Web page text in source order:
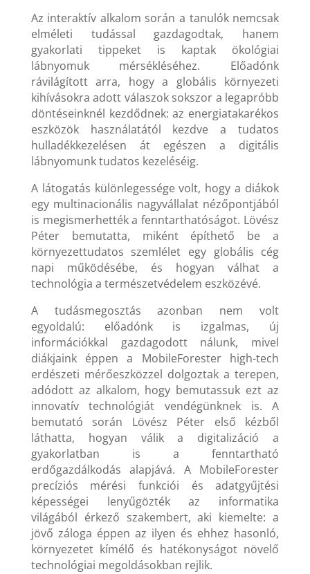
Az interaktív alkalom során a tanulók nemcsak
elméleti tudással gazdagodtak, hanem
gyakorlati tippeket is kaptak ökológiai
lábnyomuk mérsékléséhez. Előadónk
rávilágított arra, hogy a globális környezeti
kihívásokra adott válaszok sokszor a legapróbb
döntéseinknél kezdődnek: az energiatakarékos
eszközök használatától kezdve a tudatos
hulladékkezelésen át egészen a digitális
lábnyomunk tudatos kezeléséig.
A látogatás különlegessége volt, hogy a diákok
egy multinacionális nagyvállalat nézőpontjából
is megismerhették a fenntarthatóságot. Lövész
Péter bemutatta, miként építhető be a
környezettudatos szemlélet egy globális cég
napi működésébe, és hogyan válhat a
technológia a természetvédelem eszközévé.
A tudásmegosztás azonban nem volt
egyoldalú: előadónk is izgalmas, új
információkkal gazdagodott nálunk, mivel
diákjaink éppen a MobileForester high-tech
erdészeti mérőeszközzel dolgoztak a terepen,
adódott az alkalom, hogy bemutassuk ezt az
innovatív technológiát vendégünknek is. A
bemutató során Lövész Péter első kézből
láthatta, hogyan válik a digitalizáció a
gyakorlatban is a fenntartható
erdőgazdálkodás alapjává. A MobileForester
precíziós mérési funkciói és adatgyűjtési
képességei lenyűgözték az informatika
világából érkező szakembert, aki kiemelte: a
jövő záloga éppen az ilyen és ehhez hasonló,
környezetet kímélő és hatékonyságot növelő
technológiai megoldásokban rejlik.